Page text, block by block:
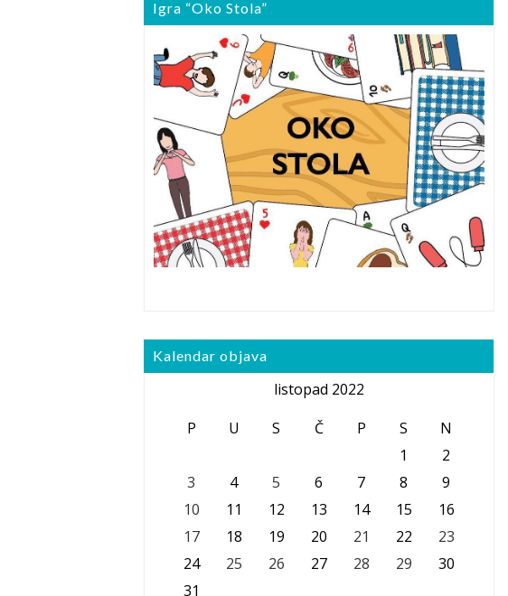
Igra “Oko Stola”
Kalendar objava
listopad 2022
P
U S Č P S
N
1
2
3
4 5 6 7 8
9
10
11 12 13 14 15
16
17
18 19 20 21 22
23
24
25 26 27 28 29
30
31